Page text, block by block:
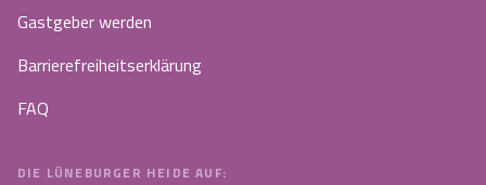
Gastgeber werden
Barrierefreiheitserklärung
FAQ
DIE LÜNEBURGER HEIDE AUF: